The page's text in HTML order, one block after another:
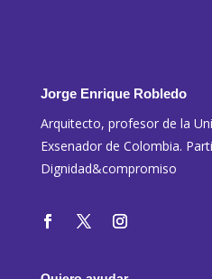
Jorge Enrique Robledo
Arquitecto, profesor de la
Exsenador de Colombia.
Dignidad&compromiso